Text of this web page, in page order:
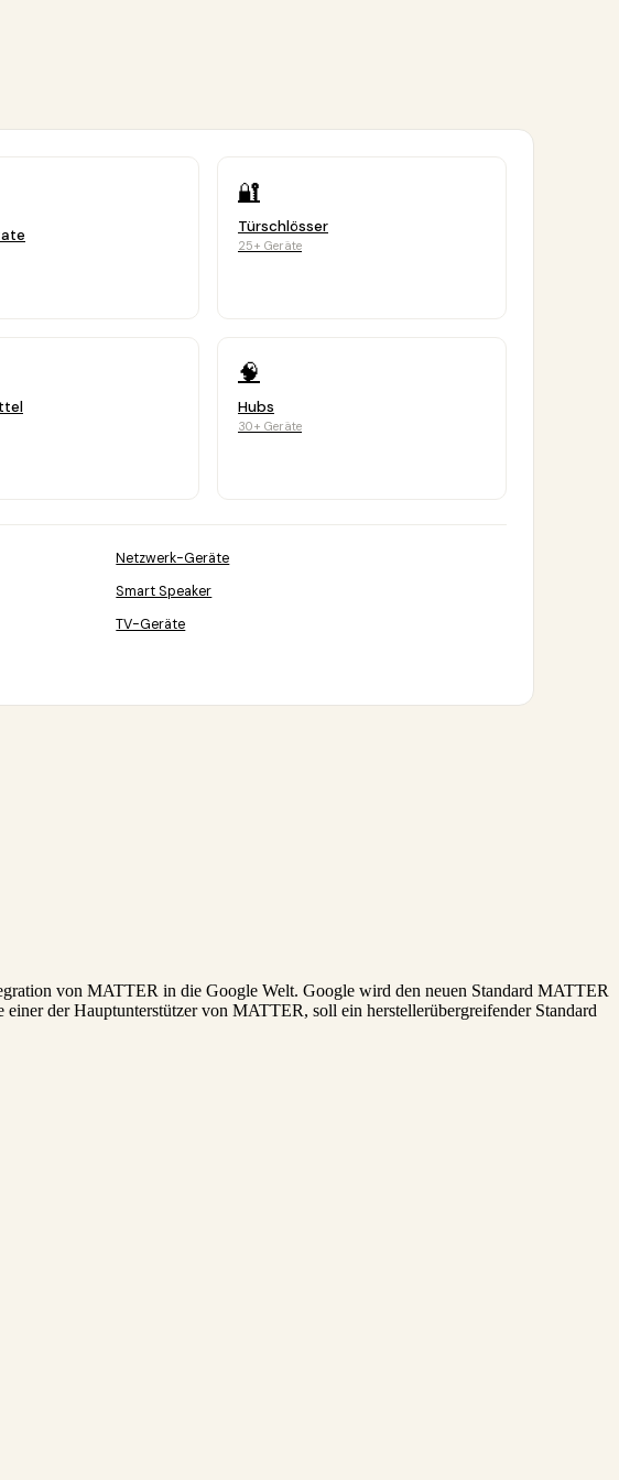
🔐
Türschlösser
25+ Geräte
🧠
Hubs
30+ Geräte
Netzwerk-Geräte
Smart Speaker
TV-Geräte
von MATTER in die Google Welt. Google wird den neuen Standard MATTER
der Hauptunterstützer von MATTER, soll ein herstellerübergreifender Standard